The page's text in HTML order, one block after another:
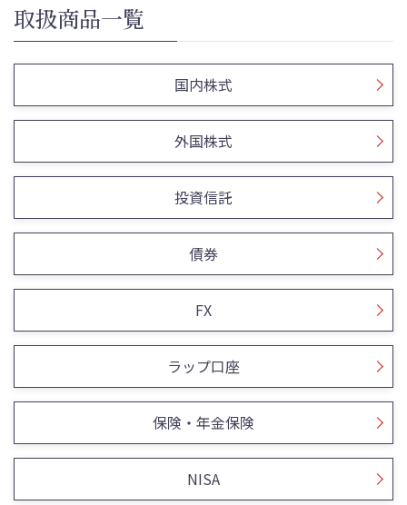
取扱商品一覧
国内株式
外国株式
投資信託
債券
FX
ラップ口座
保険・年金保険
NISA